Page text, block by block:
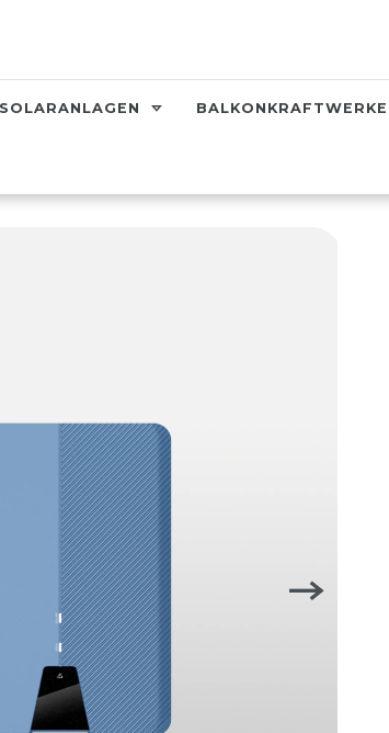
SOLARANLAGEN BALKONKRAFTWERKE